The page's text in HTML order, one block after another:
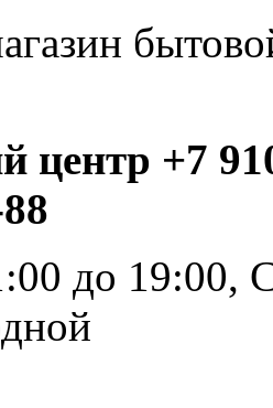
центр +7
до 19:00,